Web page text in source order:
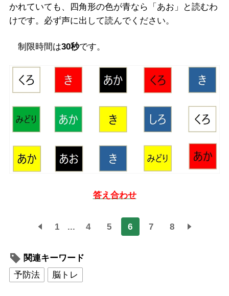
かれていても、四角形の色が青なら「あお」と読むわ
けです。必ず声に出して読んでください。
制限時間は30秒です。
答え合わせ
1 ... 4 5 6 7 8
関連キーワード
予防法
脳トレ